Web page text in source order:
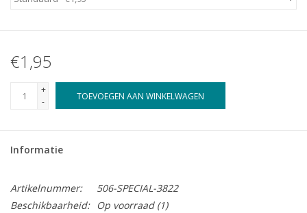
€1,95
+
-
TOEVOEGEN AAN WINKELWAGEN
Informatie
Artikelnummer:
506-SPECIAL-3822
Beschikbaarheid:
Op voorraad(1)